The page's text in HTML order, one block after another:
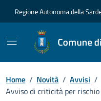
Regione Autonoma della
Comune
Home / Novità / Avvisi /
Avviso di criticità per